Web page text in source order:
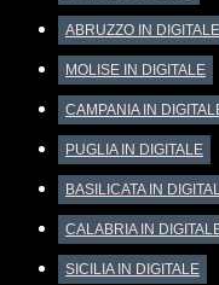
ABRUZZO IN DIGITALE
MOLISE IN DIGITALE
CAMPANIA IN
PUGLIA IN DIGITALE
BASILICATA IN
CALABRIA IN
SICILIA IN DIGITALE